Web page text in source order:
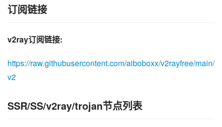
订阅链接
v2ray订阅链接:
https://raw.githubusercontent.com/aiboboxx/v2rayfree/main/
v2
SSR/SS/v2ray/trojan节点列表